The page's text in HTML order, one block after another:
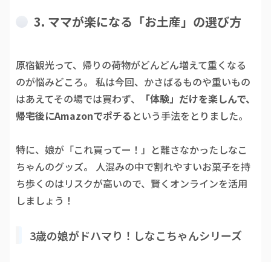
3. ママが楽になる「お土産」の選び方
原宿観光って、帰りの荷物がどんどん増えて重くなる
のが悩みどころ。 私は今回、かさばるものや重いもの
はあえてその場では買わず、
「体験」だけを楽しんで、
帰宅後にAmazonでポチる という手法をとりました。
特に、娘が「これ買ってー！」と離さなかったしなこ
ちゃんのグッズ。 人混みの中で割れやすいお菓子を持
ち歩くのはリスクが高いので、賢くオンラインを活用
しましょう！
3歳の娘がドハマり！しなこちゃんシリーズ